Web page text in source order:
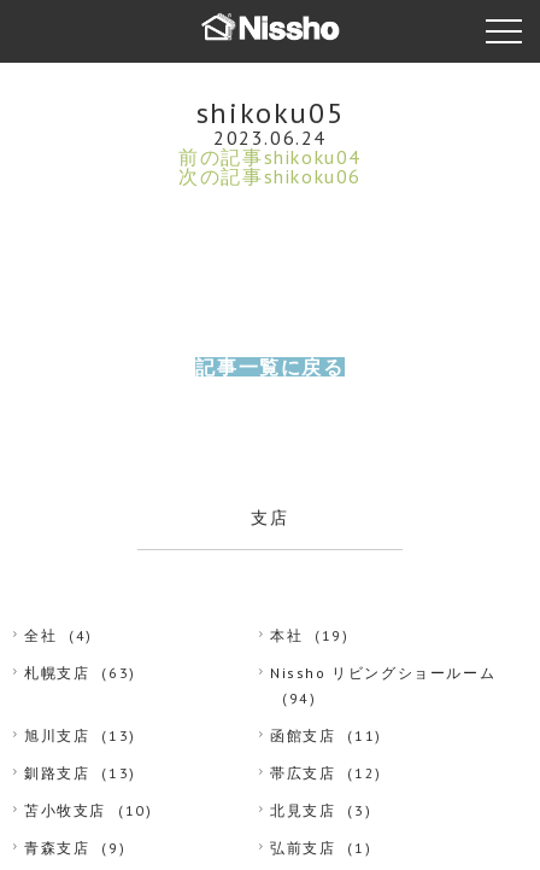
shikoku05
2023.06.24
前の記事shikoku04
次の記事shikoku06
記事一覧に戻る
支店
全社 (4) 本社 (19)
札幌支店 (63)
Nissho リビングショールーム
(94)
旭川支店 (13) 函館支店 (11)
釧路支店 (13) 帯広支店 (12)
苫小牧支店 (10) 北見支店 (3)
青森支店 (9) 弘前支店 (1)